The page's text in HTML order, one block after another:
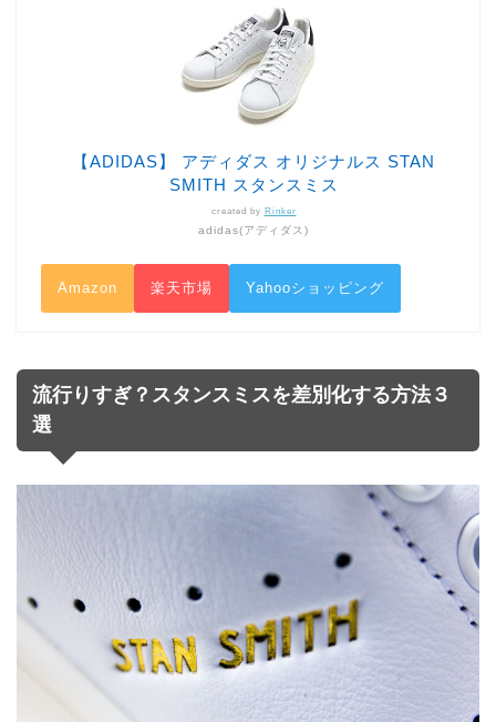
【ADIDAS】 アディダス オリジナルス STAN
SMITH スタンスミス
created by Rinker
adidas(アディダス)
Amazon 楽天市場 Yahooショッピング
流行りすぎ？スタンスミスを差別化する方法３
選